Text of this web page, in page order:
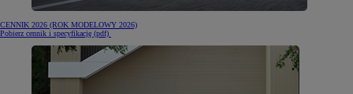
CENNIK 2026 (ROK MODELOWY 2026)
Pobierz cennik i specyfikację (pdf)